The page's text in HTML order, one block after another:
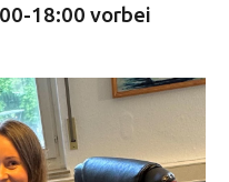
18:00 vorbei